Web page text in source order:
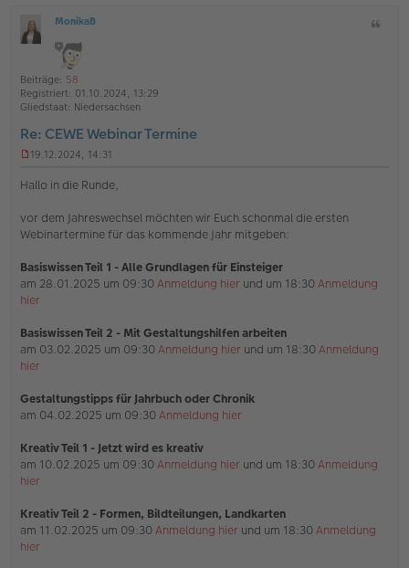
ff
n
e
MonikaB
Beiträge: 58
Registriert: 01.10.2024, 13:29
Gliedstaat: Niedersachsen
Re: CEWE Webinar Termine
g
l
e
n
e
r
e
t
r
g
19.12.2024, 14:31
Hallo in die Runde,
vor dem Jahreswechsel möchten wir Euch schonmal die ersten
Webinartermine für das kommende Jahr mitgeben:
Basiswissen Teil 1 - Alle Grundlagen für Einsteiger
am 28.01.2025 um 09:30Anmeldung hier und um 18:30Anmeldung
hier
Basiswissen Teil 2 - Mit Gestaltungshilfen arbeiten
am 03.02.2025 um 09:30Anmeldung hier und um 18:30Anmeldung
hier
Gestaltungstipps für Jahrbuch oder Chronik
am 04.02.2025 um 09:30Anmeldung hier
Kreativ Teil 1 - Jetzt wird es kreativ
am 10.02.2025 um 09:30Anmeldung hier und um 18:30Anmeldung
hier
Kreativ Teil 2 - Formen, Bildteilungen, Landkarten
am 11.02.2025 um 09:30Anmeldung hier und um 18:30Anmeldung
hier